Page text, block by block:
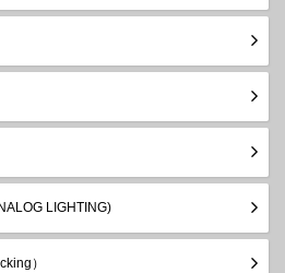
LIGHTING)
）